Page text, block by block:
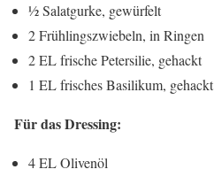
½ Salatgurke, gewürfelt
2 Frühlingszwiebeln, in Ringen
2 EL frische Petersilie, gehackt
1 EL frisches Basilikum, gehackt
Für das Dressing:
4 EL Olivenöl